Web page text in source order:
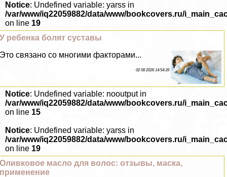
Notice: Undefined variable: yarss in
/var/www/iq22059882/data/www/bookcovers.ru/
on line 19
У ребенка болят суставы
Это связано со многими факторами...
02 08 2026 14:54:39
Notice: Undefined variable: nooutput in
/var/www/iq22059882/data/www/bookcovers.ru/
on line 15
Notice: Undefined variable: yarss in
/var/www/iq22059882/data/www/bookcovers.ru/
on line 19
Оливковое масло для волос: отзывы, маска,
применение